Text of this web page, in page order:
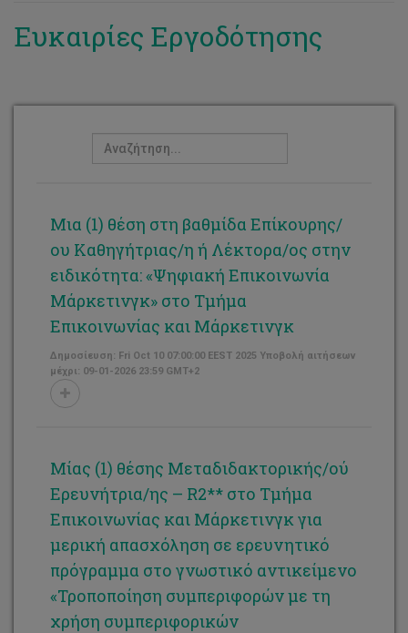
Ερασμία Λεωνίδου
Νίκανδρος Ιωαννίδης
Χριστιάνα Τσαούση
Γιάννης Γιατράκος
Γεώργιος Πανηγυράκης
Ευκαιρίες Εργοδότησης
Μια (1) θέση στη βαθμίδα Επίκουρης/
ου Καθηγήτριας/η ή Λέκτορα/ος στην
ειδικότητα: «Ψηφιακή Επικοινωνία
Μάρκετινγκ» στο Τμήμα
Επικοινωνίας και Μάρκετινγκ
Δημοσίευση: Fri Oct 10 07:00:00 EEST 2025 Υποβολή αιτήσεων
μέχρι: 09-01-2026 23:59 GMT+2
Μίας (1) θέσης Μεταδιδακτορικής/ού
Ερευνήτρια/ης – R2** στο Τμήμα
Επικοινωνίας και Μάρκετινγκ για
μερική απασχόληση σε ερευνητικό
πρόγραμμα στο γνωστικό αντικείμενο
«Τροποποίηση συμπεριφορών με τη
χρήση συμπεριφορικών